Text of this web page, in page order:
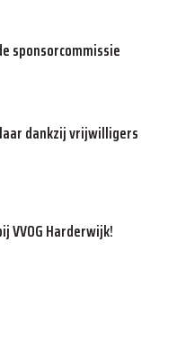
sponsorcommissie
dankzij vrijwilligers
VVOG Harderwijk!